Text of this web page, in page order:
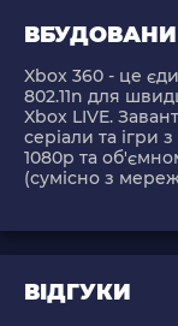
Xbox 360 - це
802.11n для
Xbox LIVE.
серіали та ігри
1080p та
(сумісно з
ВІДГУКИ